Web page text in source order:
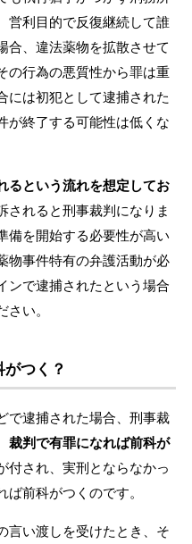
営利目的で反復継続して誰
合、違法薬物を拡散させて
の行為の悪質性から罪は重
には初犯として逮捕された
が終了する可能性は低くな
るという流れを想定してお
されると刑事裁判になりま
備を開始する必要性が高い
物事件特有の弁護活動が必
ンで逮捕されたという場合
い。
つく？
で逮捕された場合、刑事裁
裁判で有罪になれば前科が
付され、実刑とならなかっ
前科がつくのです。
言い渡しを受けたとき、そ